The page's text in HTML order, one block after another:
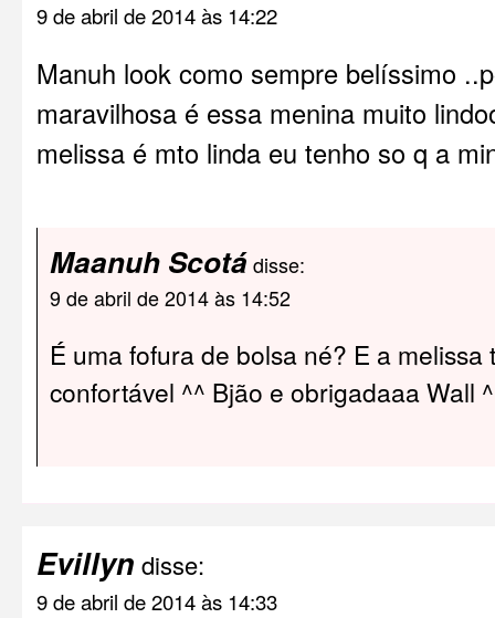
9 de abril de 2014 às 14:22
Manuh look como sempre belíssimo
maravilhosa é essa menina muito
melissa é mto linda eu tenho so q a
Maanuh Scotádisse:
9 de abril de 2014 às 14:52
É uma fofura de bolsa né? E a melissa
confortável ^^ Bjão e obrigadaaa Wall
Evillyn disse:
9 de abril de 2014 às 14:33